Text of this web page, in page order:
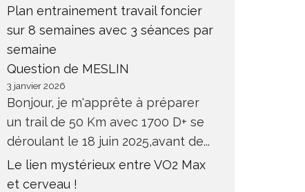
Plan entrainement travail foncier
sur 8 semaines avec 3 séances par
semaine
Question de MESLIN
3 janvier 2026
Bonjour, je m'apprête à préparer
un trail de 50 Km avec 1700 D+ se
déroulant le 18 juin 2025,avant de...
Le lien mystérieux entre VO2 Max
et cerveau !